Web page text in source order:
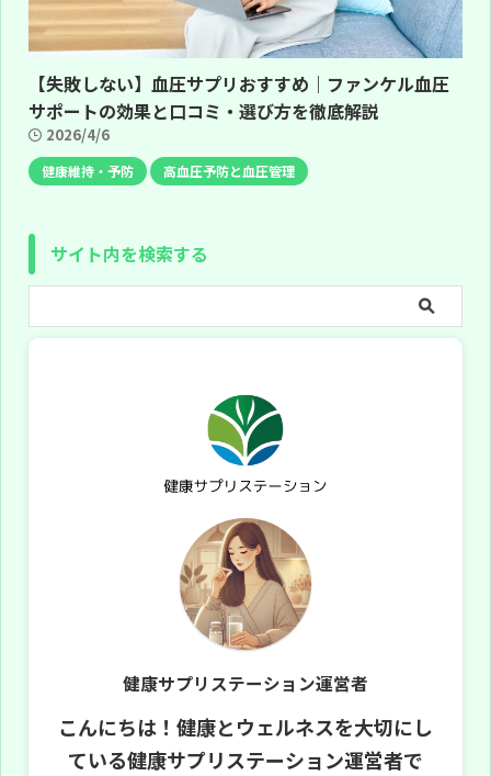
【失敗しない】血圧サプリおすすめ｜ファンケル血圧
サポートの効果と口コミ・選び方を徹底解説
2026/4/6
健康維持・予防 高血圧予防と血圧管理
サイト内を検索する
健康サプリステーション運営者
こんにちは！健康とウェルネスを大切にし
ている健康サプリステーション運営者で